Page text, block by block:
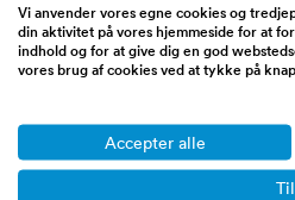
Annonce id-nummer:
Omsætnings status:
Årsag til salg:
Annonce oprettet den:
Vi anvender vores egne cookies og
din aktivitet på vores hjemmeside for at
indhold og for at give dig en god
vores brug af cookies ved at tykke på
Accepter alle